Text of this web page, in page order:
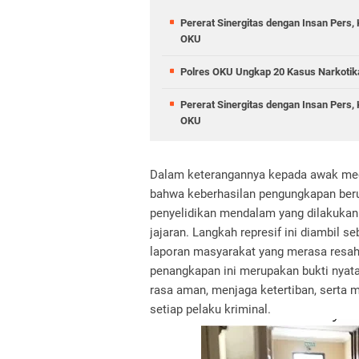
Pererat Sinergitas dengan Insan Pers,
OKU
Polres OKU Ungkap 20 Kasus
Pererat Sinergitas dengan Insan Pers,
OKU
Dalam keterangannya kepada awak
bahwa keberhasilan pengungkapan
penyelidikan mendalam yang
jajaran. Langkah represif ini diambil
laporan masyarakat yang merasa
penangkapan ini merupakan bukti
rasa aman, menjaga ketertiban, serta
setiap pelaku kriminal.